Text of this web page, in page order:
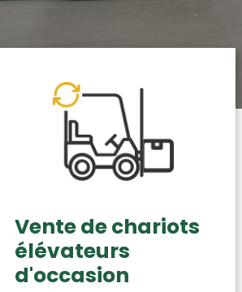
Vente de chariots
élévateurs
d'occasion